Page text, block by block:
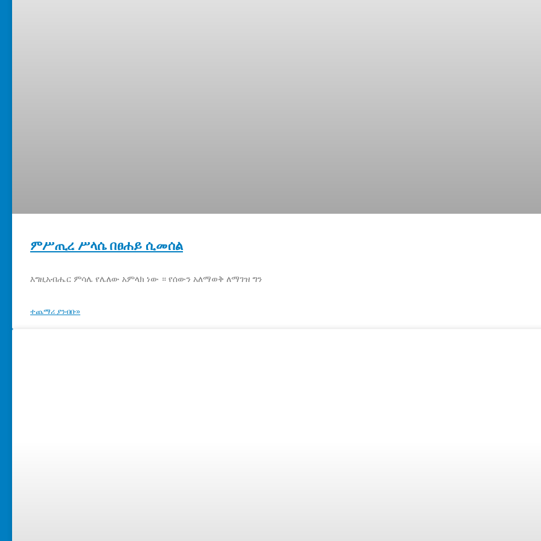
ምሥጢረ ሥላሴ በፀሐይ ሲመሰል
እግዚአብሔር ምሳሌ የሌለው አምላክ ነው ። የሰውን አለማወቅ ለማገዝ ግን
ተጨማሪ ያንብቡ»